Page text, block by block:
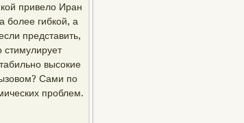
привело Иран
более гибкой, а
представить,
стимулирует
высокие
Сами по
проблем.